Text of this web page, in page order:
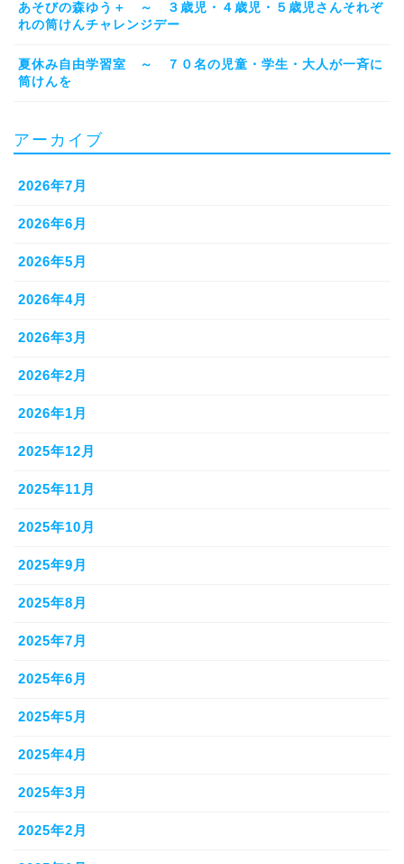
あそびの森ゆう＋ ～ ３歳児・４歳児・５歳児さんそれぞ
れの筒けんチャレンジデー
夏休み自由学習室 ～ ７０名の児童・学生・大人が一斉に
筒けんを
アーカイブ
2026年7月
2026年6月
2026年5月
2026年4月
2026年3月
2026年2月
2026年1月
2025年12月
2025年11月
2025年10月
2025年9月
2025年8月
2025年7月
2025年6月
2025年5月
2025年4月
2025年3月
2025年2月